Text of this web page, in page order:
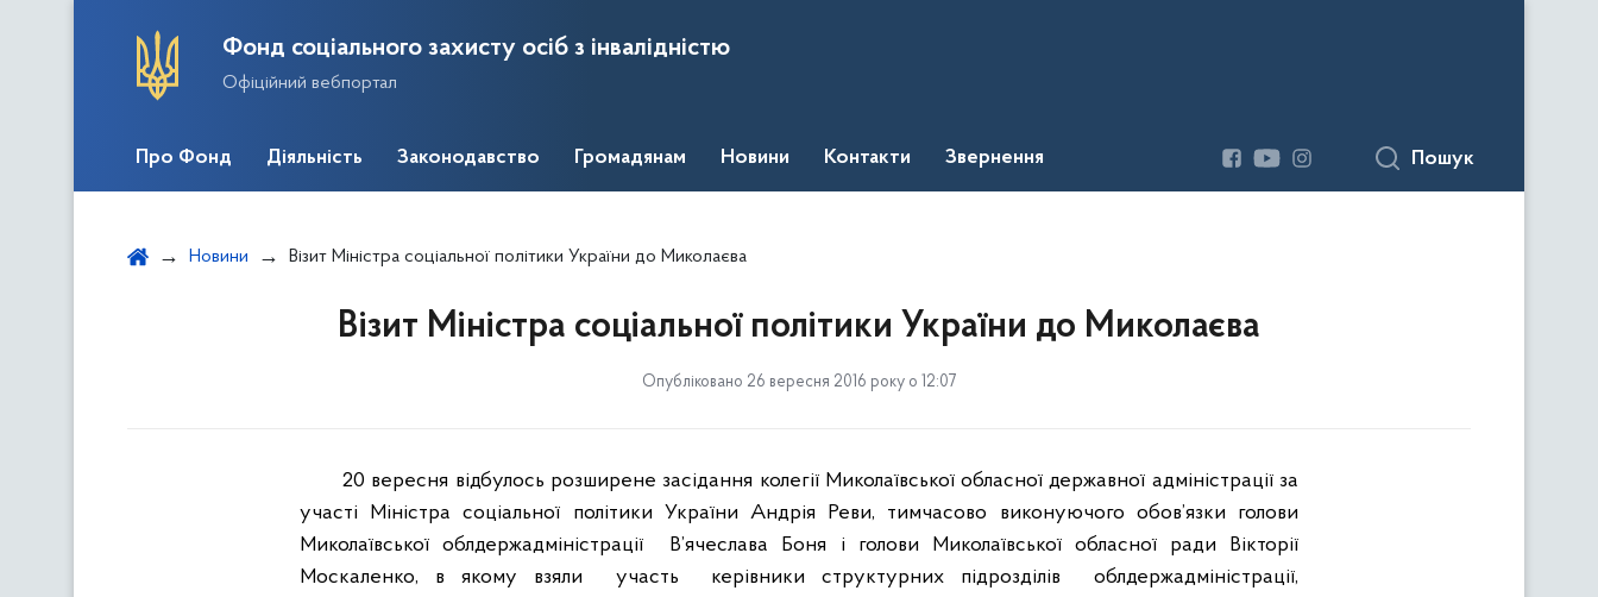
Фонд соціального захисту осіб з інвалідністю
Офіційний вебпортал
Про Фонд Діяльність Законодавство Громадянам Новини Контакти Звернення Пошук
Новини Візит Міністра соціальної політики України до Миколаєва
Візит Міністра соціальної політики України до Миколаєва
Опубліковано 26 вересня 2016 року о 12:07
20 вересня відбулось розширене засідання колегії Миколаївської обласної державної адміністрації за
участі Міністра соціальної політики України Андрія Реви, тимчасово виконуючого обов’язки голови
Миколаївської облдержадміністрації
В’ячеслава Боня і голови Миколаївської обласної ради Вікторії
Москаленко, в якому взяли участь керівники структурних підрозділів
облдержадміністрації,